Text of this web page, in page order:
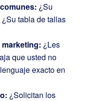
¿Su
tabla de tallas
¿Les
que usted no
exacto en
¿Solicitan los